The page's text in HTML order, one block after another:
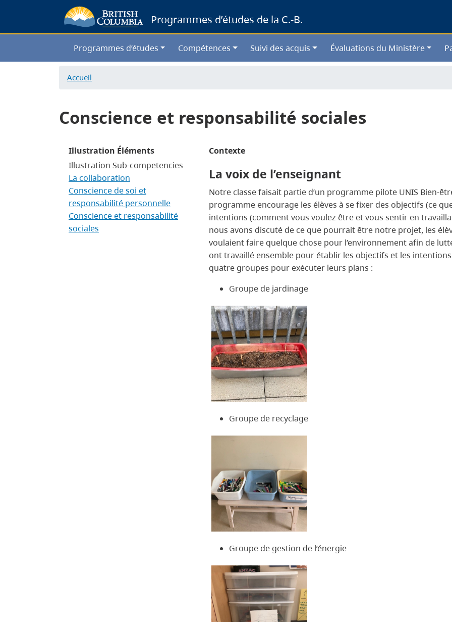
main
content
Programmes d’études de la C.-B.
Programmes d’études Compétences Suivi des acquis Évaluations du Ministère
Accueil
Conscience et responsabilité sociales
Illustration Éléments
Illustration Sub-competencies
La collaboration
Conscience de soi et
responsabilité personnelle
Conscience et responsabilité
sociales
Contexte
La voix de l’enseignant
Notre classe faisait partie d’un programme pilote UNIS Bien-
programme encourage les élèves à se fixer des objectifs (ce
intentions (comment vous voulez être et vous sentir en
nous avons discuté de ce que pourrait être notre projet, les
voulaient faire quelque chose pour l’environnement afin de
ont travaillé ensemble pour établir les objectifs et les
quatre groupes pour exécuter leurs plans :
Groupe de jardinage
Groupe de recyclage
Groupe de gestion de l’énergie